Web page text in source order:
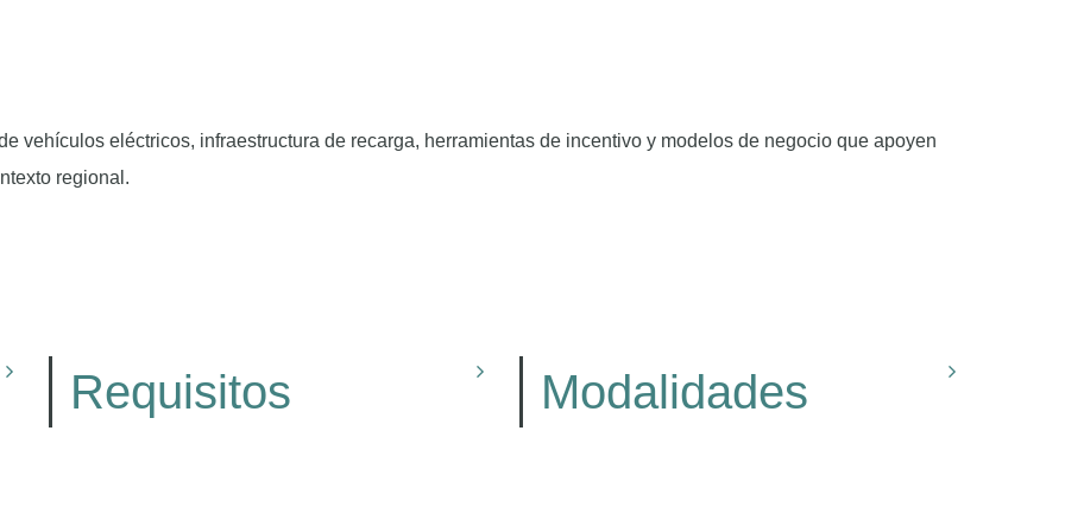
vehículos eléctricos, infraestructura de recarga, herramientas de incentivo y modelos de negocio que apoyen
regional.
Requisitos Modalidades